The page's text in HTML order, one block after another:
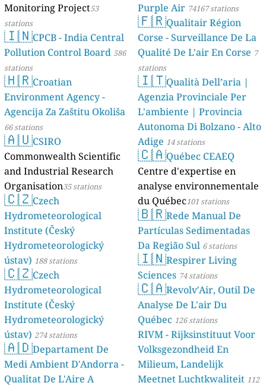
Monitoring Project53
stations
🇮🇳CPCB - India Central
Pollution Control Board 586
stations
🇭🇷Croatian
Environment Agency -
Agencija Za Zaštitu Okoliša
66 stations
🇦🇺CSIRO
Commonwealth Scientific
and Industrial Research
Organisation35 stations
🇨🇿Czech
Hydrometeorological
Institute (Český
Hydrometeorologický
ústav) 188 stations
🇨🇿Czech
Hydrometeorological
Institute (Český
Hydrometeorologický
ústav) 274 stations
🇦🇩Departament De
Medi Ambient D'Andorra -
Qualitat De L'Aire A
Purple Air 74167 stations
🇫🇷Qualitair Région
Corse - Surveillance De La
Qualité De L'air En Corse 7
stations
🇮🇹Qualità Dell’aria |
Agenzia Provinciale Per
L'ambiente | Provincia
Autonoma Di Bolzano - Alto
Adige 14 stations
🇨🇦Québec CEAEQ
Centre d'expertise en
analyse environnementale
du Québec101 stations
🇧🇷Rede Manual De
Partículas Sedimentadas
Da Região Sul 6 stations
🇮🇳Respirer Living
Sciences 74 stations
🇨🇦Revolv'Air, Outil De
Analyse De L'air Du
Québec 126 stations
RIVM - Rijksinstituut Voor
Volksgezondheid En
Milieum, Landelijk
Meetnet Luchtkwaliteit 112